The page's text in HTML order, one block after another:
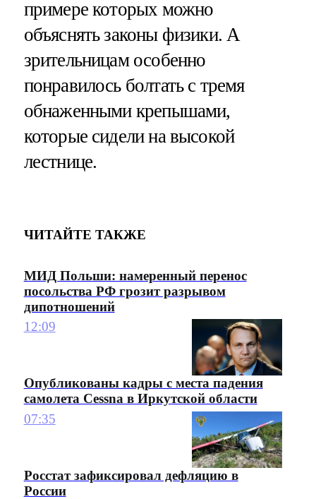
примере которых можно
объяснять законы физики. А
зрительницам особенно
понравилось болтать с тремя
обнаженными крепышами,
которые сидели на высокой
лестнице.
ЧИТАЙТЕ ТАКЖЕ
МИД Польши: намеренный перенос
посольства РФ грозит разрывом
дипотношений
12:09
Опубликованы кадры с места падения
самолета Cessna в Иркутской области
07:35
Росстат зафиксировал дефляцию в
России